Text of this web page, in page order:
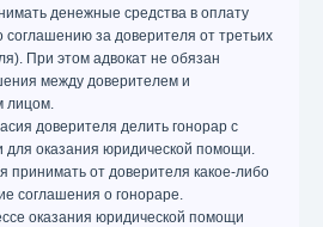
денежные средства в оплату
за доверителя от третьих
При этом адвокат не обязан
между доверителем и
лицом.
доверителя делить гонорар с
оказания юридической помощи.
принимать от доверителя какое-либо
соглашения о гонораре.
оказания юридической помощи